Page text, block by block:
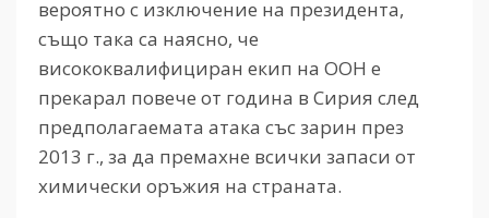
вероятно с изключение на президента,
също така са наясно, че
висококвалифициран екип на ООН е
прекарал повече от година в Сирия след
предполагаемата атака със зарин през
2013 г., за да премахне всички запаси от
химически оръжия на страната.